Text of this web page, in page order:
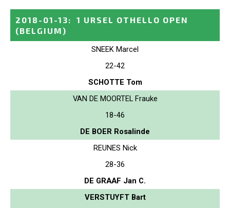
2018-01-13:
1 URSEL OTHELLO OPEN
(BELGIUM)
SNEEK Marcel
22-42
SCHOTTE Tom
VAN DE MOORTEL Frauke
18-46
DE BOER Rosalinde
REUNES Nick
28-36
DE GRAAF Jan C.
VERSTUYFT Bart